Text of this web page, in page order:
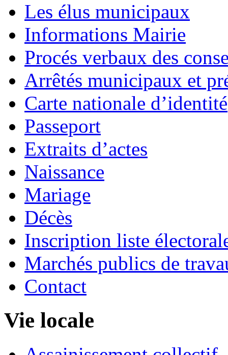
Les élus municipaux
Informations Mairie
Procés verbaux des
Arrêtés municipaux et
Carte nationale d’identité
Passeport
Extraits d’actes
Naissance
Mariage
Décès
Inscription liste
Marchés publics de
Contact
Vie locale